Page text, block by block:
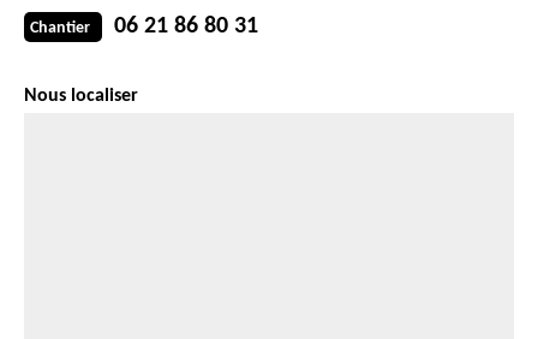
Chantier 06 21 86 80 31
Nous localiser